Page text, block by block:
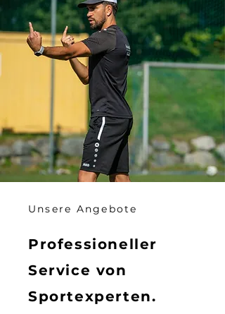
Unsere Angebote
Professioneller
Service von
Sportexperten.